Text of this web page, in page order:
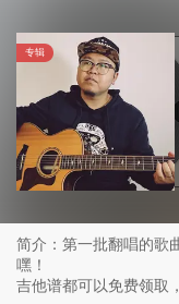
专辑
简介：第一批翻唱的歌
嘿！
吉他谱都可以免费领取